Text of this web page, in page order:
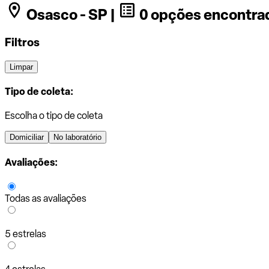
Osasco - SP | 0 opções
Filtros
Limpar
Tipo de coleta:
Escolha o tipo de coleta
Domiciliar No laboratório
Avaliações:
Todas as avaliações
5 estrelas